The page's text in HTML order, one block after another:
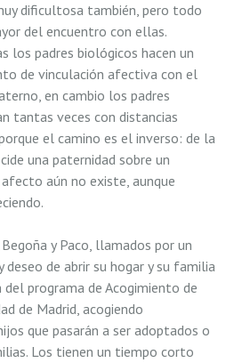
dificultosa también, pero todo
del encuentro con ellas.
los padres biológicos hacen un
de vinculación afectiva con el
en cambio los padres
tantas veces con distancias
el camino es el inverso: de la
una paternidad sobre un
aún no existe, aunque
y Paco, llamados por un
deseo de abrir su hogar y su familia
programa de Acogimiento de
de Madrid, acogiendo
que pasarán a ser adoptados o
Los tienen un tiempo corto